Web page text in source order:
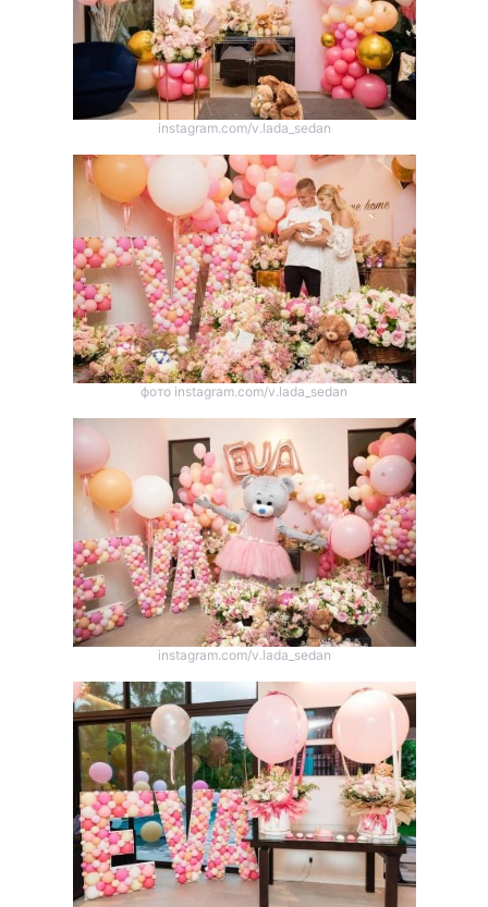
instagram.com/v.lada_sedan
фото instagram.com/v.lada_sedan
instagram.com/v.lada_sedan